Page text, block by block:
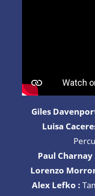
Giles
Luisa
Paul Charnay
Lorenzo
Alex Lefko :